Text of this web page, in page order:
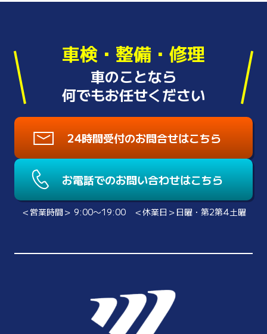
車検・整備・修理
車のことなら
何でもお任せください
24時間受付のお問合せはこちら
お電話でのお問い合わせはこちら
＜営業時間＞ 9:00〜19:00 ＜休業日＞日曜・第2第4土曜